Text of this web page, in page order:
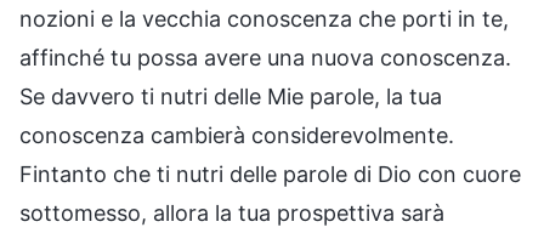
nozioni e la vecchia conoscenza che porti in te,
affinché tu possa avere una nuova conoscenza.
Se davvero ti nutri delle Mie parole, la tua
conoscenza cambierà considerevolmente.
Fintanto che ti nutri delle parole di Dio con cuore
sottomesso, allora la tua prospettiva sarà